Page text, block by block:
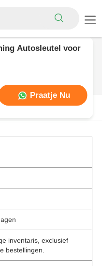
Autosleutel voor
Praatje Nu
inventaris, exclusief
bestellingen.